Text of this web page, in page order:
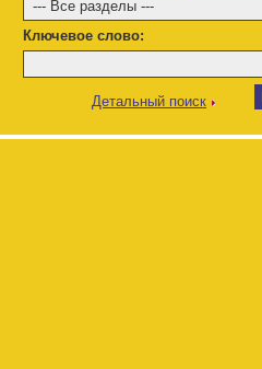
Ключевое слово:
Детальный поиск